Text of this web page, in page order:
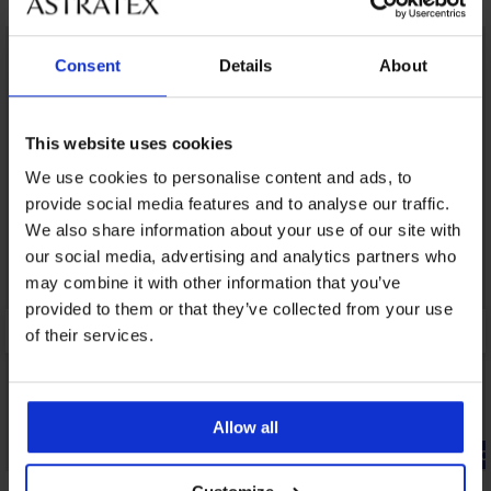
Consent Details About
This website uses cookies
We use cookies to personalise content and ads, to
provide social media features and to analyse our traffic.
We also share information about your use of our site with
our social media, advertising and analytics partners who
may combine it with other information that you’ve
provided to them or that they’ve collected from your use
of their services.
Allow all
-20% GET20 -20% GET20